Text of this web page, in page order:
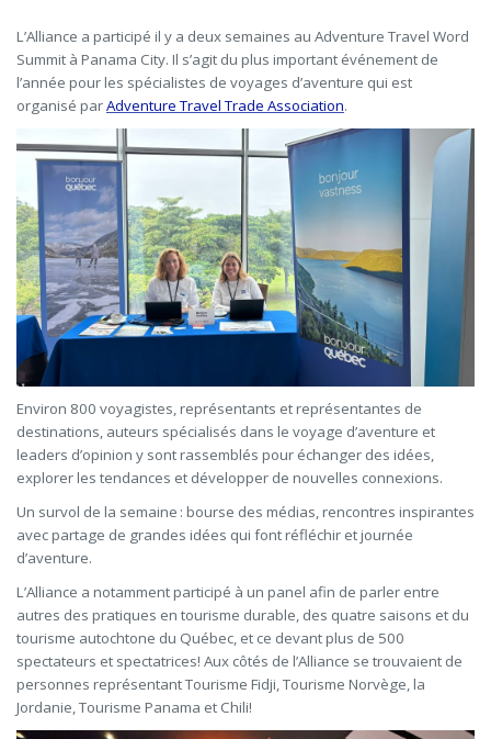
L’Alliance a participé il y a deux semaines au Adventure Travel Word
Summit à Panama City. Il s’agit du plus important événement de
l’année pour les spécialistes de voyages d’aventure qui est
organisé parAdventure Travel Trade Association.
Environ 800 voyagistes, représentants et représentantes de
destinations, auteurs spécialisés dans le voyage d’aventure et
leaders d’opinion y sont rassemblés pour échanger des idées,
explorer les tendances et développer de nouvelles connexions.
Un survol de la semaine : bourse des médias, rencontres inspirantes
avec partage de grandes idées qui font réfléchir et journée
d’aventure.
L’Alliance a notamment participé à un panel afin de parler entre
autres des pratiques en tourisme durable, des quatre saisons et du
tourisme autochtone du Québec, et ce devant plus de 500
spectateurs et spectatrices! Aux côtés de l’Alliance se trouvaient de
personnes représentant Tourisme Fidji, Tourisme Norvège, la
Jordanie, Tourisme Panama et Chili!